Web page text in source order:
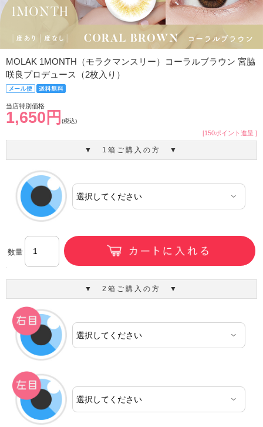
MOLAK 1MONTH（モラクマンスリー）コーラルブラウン 宮脇
咲良プロデュース（2枚入り）
当店特別価格
1,650円 (税込)
[150ポイント進呈 ]
▼ 1箱ご購入の方 ▼
数量
▼ 2箱ご購入の方 ▼